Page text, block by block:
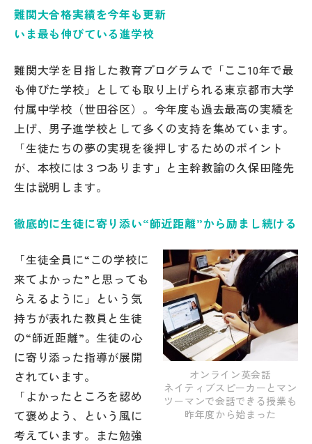
説明会・イベント情報
よみもの
学校からのお知らせ
学校HP最新情報
NettyLandかわら版
その他
お問い合わせ
個人情報保護方針
サイトマップ
難関大合格実績を今年も更新
いま最も伸びている進学校
難関大学を目指した教育プログラムで「ここ10年で最
も伸びた学校」としても取り上げられる東京都市大学
付属中学校（世田谷区）。今年度も過去最高の実績を
上げ、男子進学校として多くの支持を集めています。
「生徒たちの夢の実現を後押しするためのポイント
が、本校には３つあります」と主幹教諭の久保田隆先
生は説明します。
徹底的に生徒に寄り添い“師近距離”から励まし続ける
オンライン英会話
ネイティブスピーカーとマン
ツーマンで会話できる授業も
昨年度から始まった
「生徒全員に“この学校に
来てよかった”と思っても
らえるように」という気
持ちが表れた教員と生徒
の“師近距離”。生徒の心
に寄り添った指導が展開
されています。
「よかったところを認め
て褒めよう、という風に
考えています。また勉強